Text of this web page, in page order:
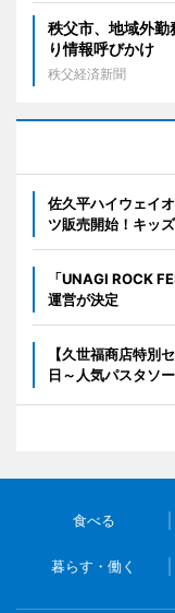
秩父市、地域外
り情報呼びかけ
秩父経済新聞
佐久平ハイウェイ
ツ販売開始！キッ
「UNAGI ROCK
運営が決定
【久世福商店特別
日～人気パスタソ
食べる
暮らす・働く